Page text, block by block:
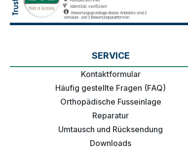
SERVICE
Kontaktformular
Häufig gestellte Fragen (FAQ)
Orthopädische Fusseinlage
Reparatur
Umtausch und Rücksendung
Downloads